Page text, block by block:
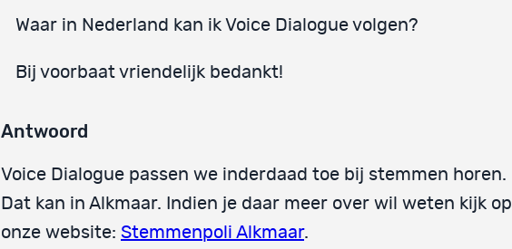
Waar in Nederland kan ik Voice Dialogue volgen?
Bij voorbaat vriendelijk bedankt!
Antwoord
Voice Dialogue passen we inderdaad toe bij stemmen horen.
Dat kan in Alkmaar. Indien je daar meer over wil weten kijk op
onze website: Stemmenpoli Alkmaar.